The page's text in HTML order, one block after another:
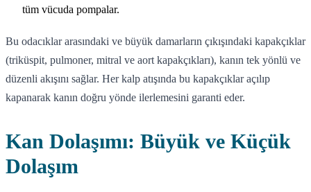
tüm vücuda pompalar.
Bu odacıklar arasındaki ve büyük damarların çıkışındaki kapakçıklar
(triküspit, pulmoner, mitral ve aort kapakçıkları), kanın tek yönlü ve
düzenli akışını sağlar. Her kalp atışında bu kapakçıklar açılıp
kapanarak kanın doğru yönde ilerlemesini garanti eder.
Kan Dolaşımı: Büyük ve Küçük
Dolaşım